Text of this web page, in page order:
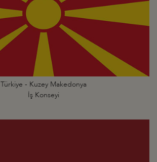
Türkiye - Kuzey Makedonya
İş Konseyi